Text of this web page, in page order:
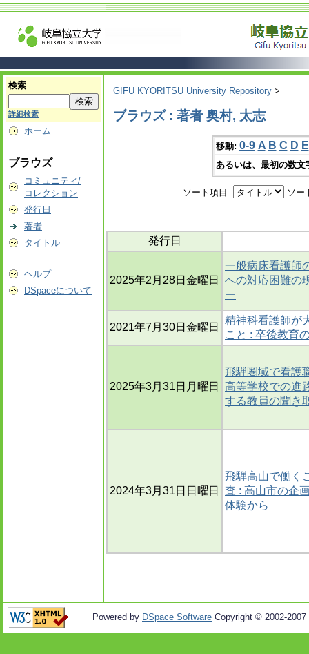
検索
詳細検索
ホーム
ブラウズ
コミュニティ/
コレクション
発行日
著者
タイトル
ヘルプ
DSpaceについて
GIFU KYORITSU University Repository >
ブラウズ : 著者 奥村, 太志
移動: 0-9 A B C D E
あるいは、最初の数
ソート項目: ソー
発行日
2025年2月28日金曜日
一般病床看護師
への対応困難の
ー
2021年7月30日金曜日
精神科看護師が
こと : 卒後教育
2025年3月31日月曜日
飛騨圏域で看護
高等学校での進
する教員の聞き
2024年3月31日日曜日
飛騨高山で働く
査 : 高山市の企
体験から
Powered by DSpace Software Copyright © 2002-2007